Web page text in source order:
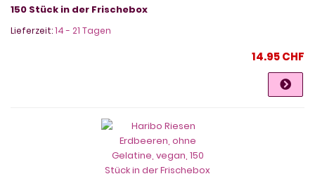
150 Stück in der Frischebox
Lieferzeit:14 - 21 Tagen
14.95 CHF